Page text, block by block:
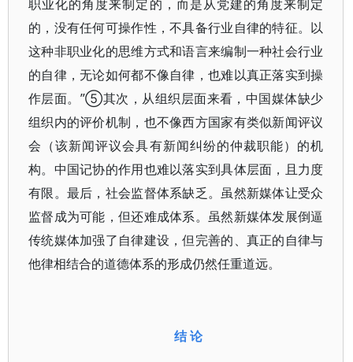
职业化的角度来制定的，而是从党建的角度来制定
的，没有任何可操作性，不具备行业自律的特征。以
这种非职业化的思维方式和语言来编制一种社会行业
的自律，无论如何都不像自律，也难以真正落实到操
作层面。”⑤其次，从组织层面来看，中国媒体缺少
组织内的评价机制，也不像西方国家有类似新闻评议
会（该新闻评议会具有新闻纠纷的仲裁职能）的机
构。中国记协的作用也难以落实到具体层面，且力度
有限。最后，社会监督体系缺乏。虽然新媒体让受众
监督成为可能，但还难成体系。虽然新媒体发展倒逼
传统媒体加强了自律建设，但完善的、真正的自律与
他律相结合的道德体系的形成仍然任重道远。
结 论